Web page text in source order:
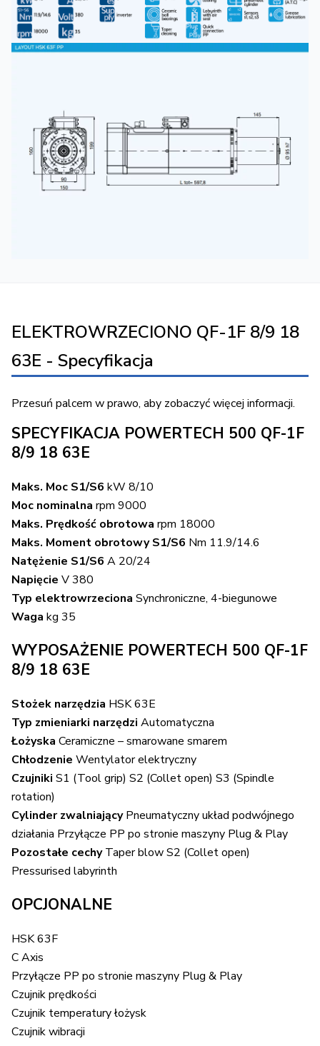
ELEKTROWRZECIONO QF-1F 8/9 18
63E - Specyfikacja
Przesuń palcem w prawo, aby zobaczyć więcej informacji.
SPECYFIKACJA POWERTECH 500 QF-1F
8/9 18 63E
Maks. Moc S1/S6 kW 8/10
Moc nominalna rpm 9000
Maks. Prędkość obrotowa rpm 18000
Maks. Moment obrotowy S1/S6 Nm 11.9/14.6
Natężenie S1/S6 A 20/24
Napięcie V 380
Typ elektrowrzeciona Synchroniczne, 4-biegunowe
Waga kg 35
WYPOSAŻENIE POWERTECH 500 QF-1F
8/9 18 63E
Stożek narzędzia HSK 63E
Typ zmieniarki narzędzi Automatyczna
Łożyska Ceramiczne – smarowane smarem
Chłodzenie Wentylator elektryczny
Czujniki S1 (Tool grip) S2 (Collet open) S3 (Spindle
rotation)
Cylinder zwalniającyPneumatyczny układ podwójnego
działania Przyłącze PP po stronie maszyny Plug & Play
Pozostałe cechyTaper blow S2 (Collet open)
Pressurised labyrinth
OPCJONALNE
HSK 63F
C Axis
Przyłącze PP po stronie maszyny Plug & Play
Czujnik prędkości
Czujnik temperatury łożysk
Czujnik wibracji